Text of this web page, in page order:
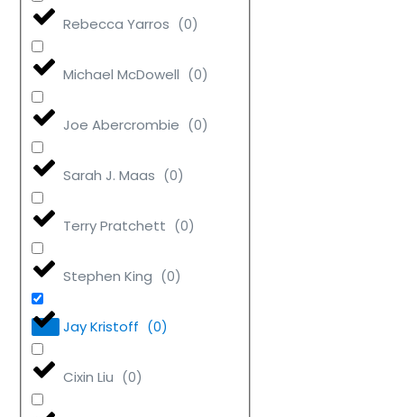
Rebecca Yarros (0)
Michael McDowell (0)
Joe Abercrombie (0)
Sarah J. Maas (0)
Terry Pratchett (0)
Stephen King (0)
Jay Kristoff (0)
Cixin Liu (0)